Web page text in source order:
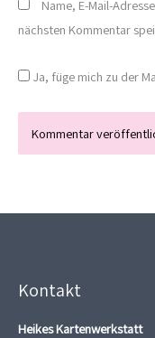
Name, E-Mail-
nächsten Kommentar
Ja, füge mich zu der
Kontakt
Heikes Kartenwerkstatt